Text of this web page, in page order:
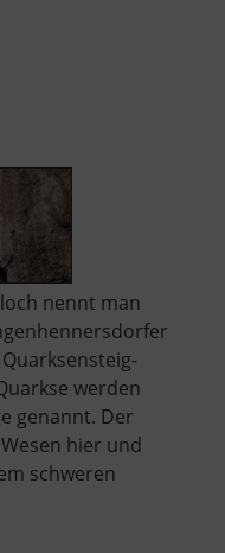
nennt man
werden
genannt. Der
hier und
schweren